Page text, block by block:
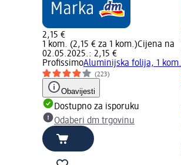
2,15 €
1 kom. (2,15 € za 1 kom.)Cijena na
02.05.2025.: 2,15 €
ProfissimoAluminijska folija, 1 kom.
(223)
Obavijesti
Dostupno za isporuku
Odaberi dm trgovinu